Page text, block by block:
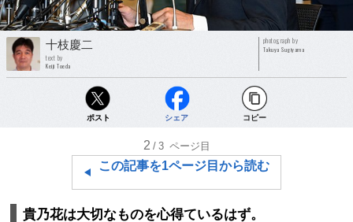
十枝慶二
text by
Keiji Toeda
photograph by
Takuya Sugiyama
ポスト シェア コピー
2 /3 ページ目
この記事を1ページ目から読む
貴乃花は大切なものを心得ているはず。